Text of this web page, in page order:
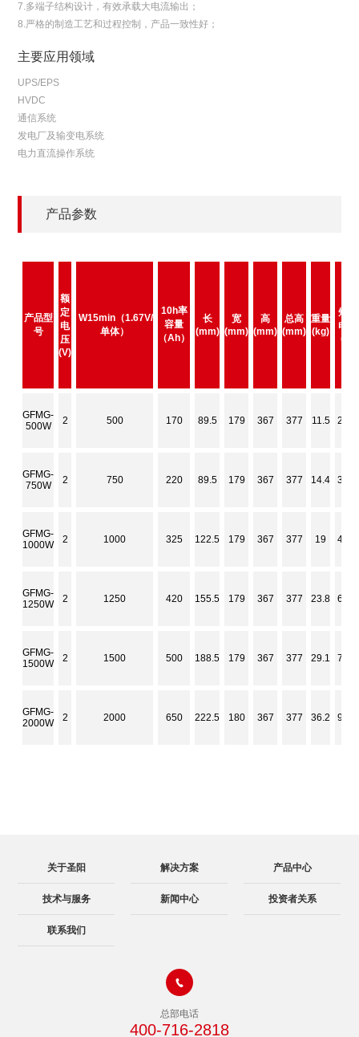
7.多端子结构设计，有效承载大电流输出；
8.严格的制造工艺和过程控制，产品一致性好；
主要应用领域
UPS/EPS
HVDC
通信系统
发电厂及输变电系统
电力直流操作系统
产品参数
产品型
号
额
定
电
压
(V)
W15min（1.67V/
单体）
10h率
容量
（Ah）
长
(mm)
宽
(mm)
高
(mm)
总高
(mm)
重量
(kg)
短路
电流
(A)
GFMG-
500W
2 500 170 89.5 179 367 377 11.5
GFMG-
750W
2 750 220 89.5 179 367 377 14.4
GFMG-
1000W
2 1000 325 122.5 179 367 377 19
GFMG-
1250W
2 1250 420 155.5 179 367 377 23.8
GFMG-
1500W
2 1500 500 188.5 179 367 377 29.1
GFMG-
2000W
2 2000 650 222.5 180 367 377 36.2
关于圣阳 解决方案 产品中心
技术与服务 新闻中心 投资者关系
联系我们

总部电话
400-716-2818